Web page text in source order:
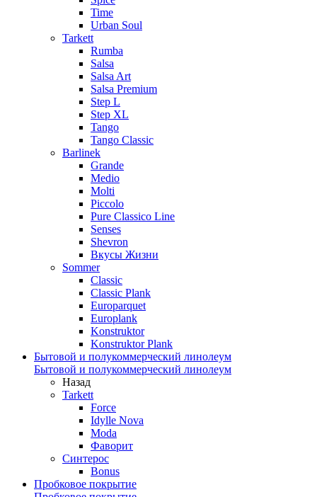
Time
Urban Soul
Tarkett
Rumba
Salsa
Salsa Art
Salsa Premium
Step L
Step XL
Tango
Tango Classic
Barlinek
Grande
Medio
Molti
Piccolo
Pure Classico Line
Senses
Shevron
Вкусы Жизни
Sommer
Classic
Classic Plank
Europarquet
Europlank
Konstruktor
Konstruktor Plank
Бытовой и полукоммерческий линолеум
Бытовой и полукоммерческий линолеум
Назад
Tarkett
Force
Idylle Nova
Moda
Фаворит
Синтерос
Bonus
Пробковое покрытие